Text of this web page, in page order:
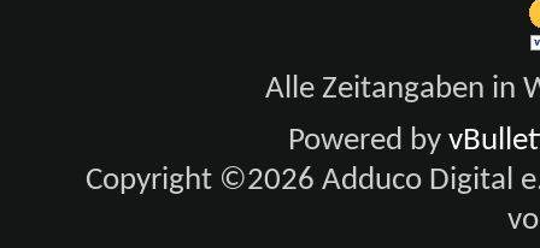
Alle Zeitangaben in
Powered by
Copyright ©2026 Adduco Digital